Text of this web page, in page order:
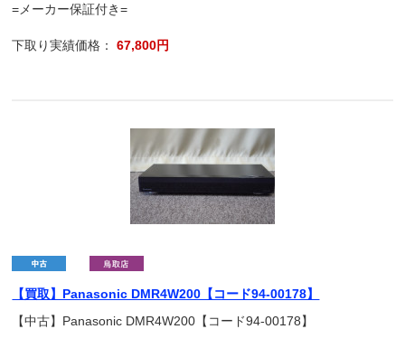
=メーカー保証付き=
下取り実績価格：67,800円
【買取】Panasonic DMR4W200【コード94-00178】
【中古】Panasonic DMR4W200【コード94-00178】